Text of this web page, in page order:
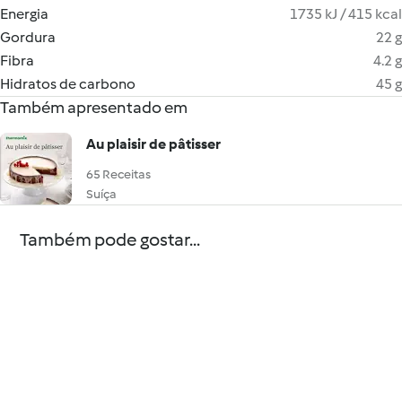
Energia
1735 kJ / 415 kcal
Gordura
22 g
Fibra
4.2 g
Hidratos de carbono
45 g
Também apresentado em
Au plaisir de pâtisser
65 Receitas
Suíça
Também pode gostar...